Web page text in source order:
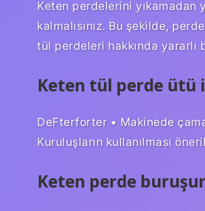
Keten perdelerini yıkamadan
kalmalısınız. Bu şekilde,
tül perdeleri hakkında yararlı
Keten tül perde ütü
DeFterforter • Makinede
Kuruluşların kullanılması
Keten perde